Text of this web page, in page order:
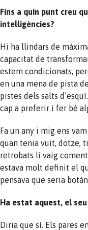
Fins a quin punt creu
intel·ligències?
Hi ha llindars de
capacitat de
estem condicionats,
en una mena de pista
pistes dels salts
cap a preferir i fer bé
Fa un any i mig ens
quan tenia vuit, dotze,
retrobats li vaig
estava molt definit el
pensava que seria
Ha estat aquest, el seu
Diria que sí. Els pares